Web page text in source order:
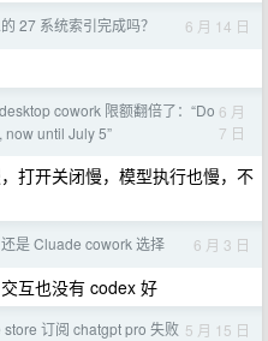
27 系统索引完成吗？ 6 月 14 日
cowork 限额翻倍了：“Do
until July 5”
6 月
7 日
打开关闭慢，模型执行也慢，不
是 Cluade cowork 选择 6 月 3 日
互也没有 codex 好
store 订阅 chatgpt pro 失败 5 月 15 日